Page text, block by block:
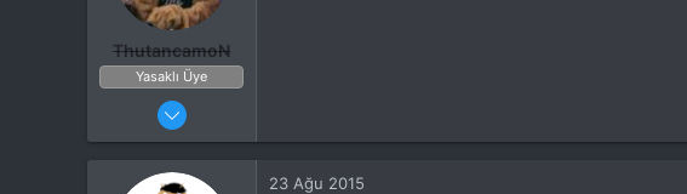
ThutancamoN
Yasaklı Üye
18 Ağu 2015
30
23 Ağu 2015